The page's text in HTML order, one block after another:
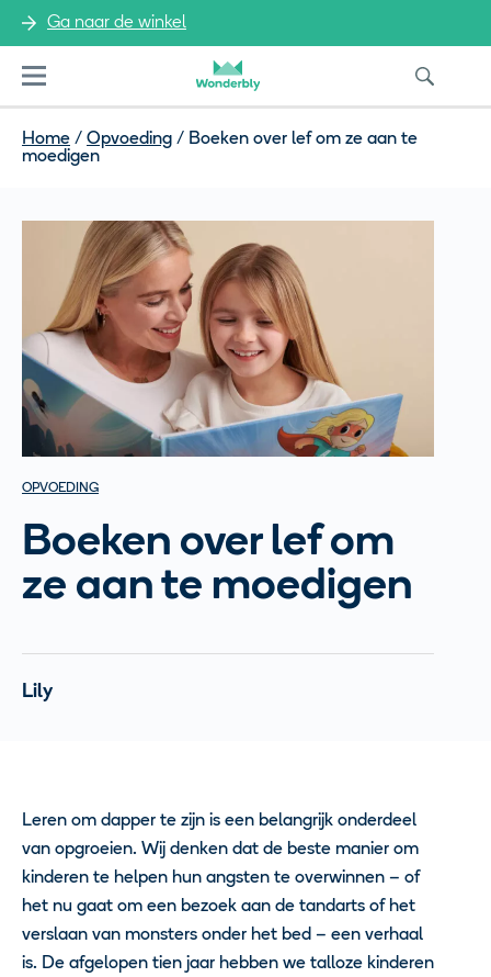
Ga naar de winkel
Menu
Home / Opvoeding / Boeken over lef om ze aan te
moedigen
OPVOEDING
Boeken over lef om
ze aan te moedigen
Lily
Leren om dapper te zijn is een belangrijk onderdeel
van opgroeien. Wij denken dat de beste manier om
kinderen te helpen hun angsten te overwinnen – of
het nu gaat om een bezoek aan de tandarts of het
verslaan van monsters onder het bed – een verhaal
is. De afgelopen tien jaar hebben we talloze kinderen